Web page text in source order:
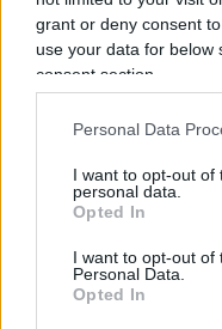
grant or deny consent
use your data for below
consent section.
Personal Data
I want to opt-out of
personal data.
Opted In
I want to opt-out of
Personal Data.
Opted In
C’è poi un tema di
contratto, non una
legittimo che